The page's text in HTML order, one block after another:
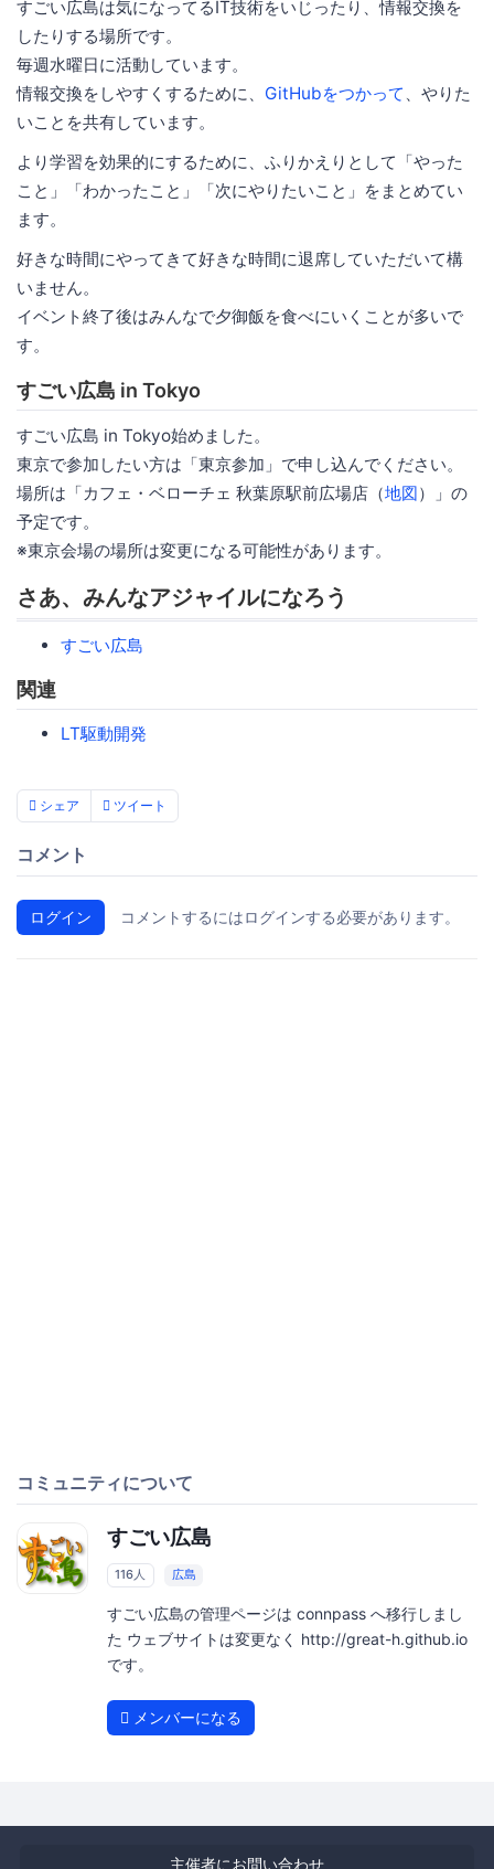
すごい広島は気になってるIT技術をいじったり、情報交換を
したりする場所です。
毎週水曜日に活動しています。
情報交換をしやすくするために、 GitHubをつかって
、やりた
いことを共有しています。
より学習を効果的にするために、ふりかえりとして「やった
こと」「わかったこと」「次にやりたいこと」をまとめてい
ます。
好きな時間にやってきて好きな時間に退席していただいて構
いません。
イベント終了後はみんなで夕御飯を食べにいくことが多いで
す。
すごい広島 in Tokyo
すごい広島 in Tokyo始めました。
東京で参加したい方は「東京参加」で申し込んでください。
場所は「カフェ・ベローチェ 秋葉原駅前広場店（地図）」の
予定です。
※東京会場の場所は変更になる可能性があります。
さあ、みんなアジャイルになろう
すごい広島
関連
LT駆動開発
シェア ツイート
コメント
ログイン コメントするにはログインする必要があります。
コミュニティについて
すごい広島
116人 広島
すごい広島の管理ページは connpass へ移行しまし
た ウェブサイトは変更なく http://great-h.github.io
です。
メンバーになる
主催者にお問い合わせ